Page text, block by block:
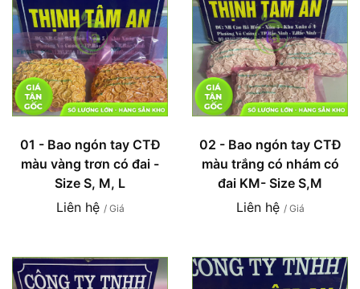
01 - Bao ngón tay CTĐ
màu vàng trơn có đai -
Size S, M, L
Liên hệ / Giá
02 - Bao ngón tay CTĐ
màu trắng có nhám có
đai KM- Size S,M
Liên hệ / Giá